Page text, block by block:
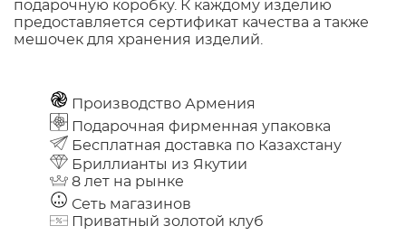
подарочную коробку. К каждому изделию
предоставляется сертификат качества а также
мешочек для хранения изделий.
Производство Армения
Подарочная фирменная упаковка
Бесплатная доставка по Казахстану
Бриллианты из Якутии
8 лет на рынке
Сеть магазинов
Приватный золотой клуб